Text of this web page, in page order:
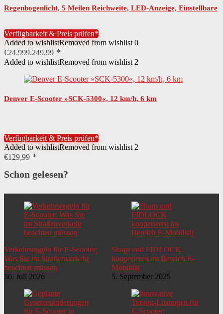
Regenbogenlicht, 5 Meilen Reichweite, LED-Anzeige, Einstellbare
Verfügbarkeit & Preis prüfen*
Added to wishlistRemoved from wishlist 0
€24.999.249,99
Added to wishlistRemoved from wishlist 2
Denver E-Scooter »SCK-5300«, 12 km/h, 6 km
Verfügbarkeit & Preis prüfen*
Added to wishlistRemoved from wishlist 2
€129,99
Schon gelesen?
Verkehrsregeln für E-Scooter:
Was Sie im Straßenverkehr
beachten müssen
30. Juli 2026
Sharp und FIDLOCK
kooperieren im Bereich E-
Mobilität
5. September 2025